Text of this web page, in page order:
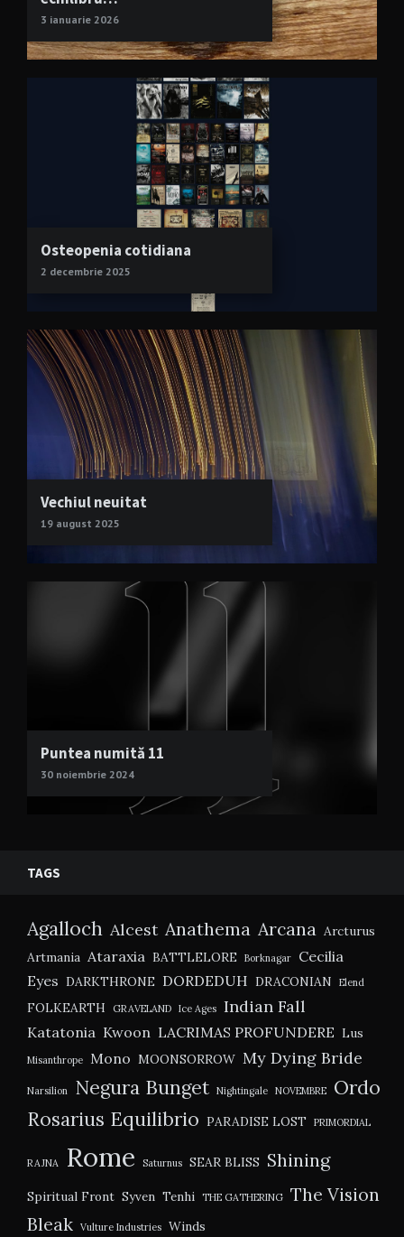
3 ianuarie 2026
Osteopenia cotidiana
2 decembrie 2025
Vechiul neuitat
19 august 2025
Puntea numită 11
30 noiembrie 2024
TAGS
Agalloch Alcest Anathema Arcana Arcturus
Artmania Ataraxia BATTLELORE Borknagar
Cecilia
Eyes DARKTHRONE DORDEDUH DRACONIAN Elend
FOLKEARTH GRAVELAND Ice Ages Indian Fall
Katatonia Kwoon LACRIMAS PROFUNDERE Lus
Misanthrope Mono MOONSORROW My Dying Bride
Narsilion Negura Bunget Nightingale NOVEMBRE
Ordo
Rosarius Equilibrio PARADISE LOST PRIMORDIAL
RAJNA Rome Saturnus SEAR BLISS Shining
Spiritual Front Syven Tenhi THE GATHERING The Vision
Bleak Vulture Industries Winds